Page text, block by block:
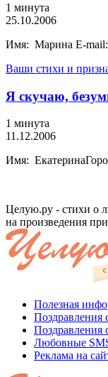
1 минута
25.10.2006
Имя: Марина E-mail:
Ваши стихи и
Я скучаю,
1 минута
11.12.2006
Имя:
Целую.ру - стихи о
на произведения
Полезная
Поздравления
Поздравления
Любовные
Реклама на